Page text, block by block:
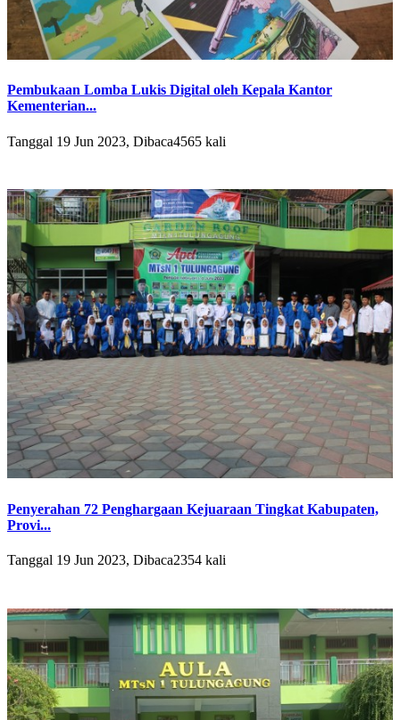
Pembukaan Lomba Lukis Digital oleh Kepala Kantor
Kementerian...
Tanggal 19 Jun 2023, Dibaca4565 kali
Penyerahan 72 Penghargaan Kejuaraan Tingkat Kabupaten,
Provi...
Tanggal 19 Jun 2023, Dibaca2354 kali